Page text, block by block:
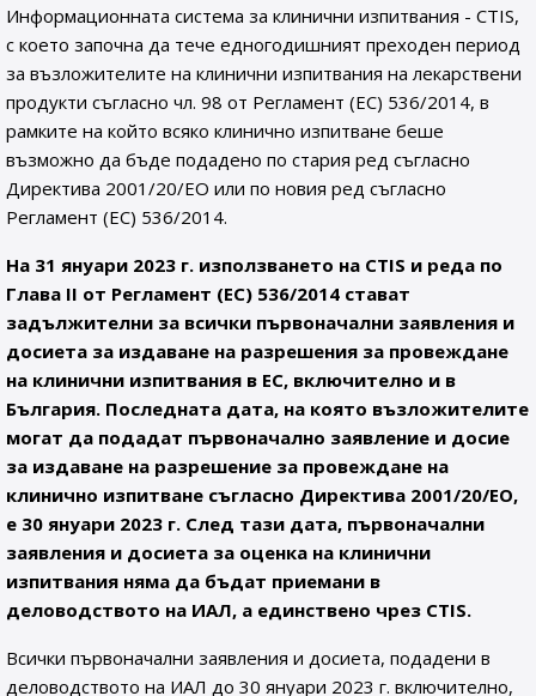
Информационната система за клинични изпитвания - CTIS,
с което започна да тече едногодишният преходен период
за възложителите на клинични изпитвания на лекарствени
продукти съгласно чл. 98 от Регламент (ЕС) 536/2014, в
рамките на който всяко клинично изпитване беше
възможно да бъде подадено по стария ред съгласно
Директива 2001/20/ЕО или по новия ред съгласно
Регламент (ЕС) 536/2014.
На 31 януари 2023 г. използването на CTIS и реда по
Глава II от Регламент (ЕС) 536/2014 стават
задължителни за всички първоначални заявления и
досиета за издаване на разрешения за провеждане
на клинични изпитвания в ЕС, включително и в
България. Последната дата, на която възложителите
могат да подадат първоначално заявление и досие
за издаване на разрешение за провеждане на
клинично изпитване съгласно Директива 2001/20/ЕО,
е 30 януари 2023 г. След тази дата, първоначални
заявления и досиета за оценка на клинични
изпитвания няма да бъдат приемани в
деловодството на ИАЛ, а единствено чрез CTIS.
Всички първоначални заявления и досиета, подадени в
деловодството на ИАЛ до 30 януари 2023 г. включително,